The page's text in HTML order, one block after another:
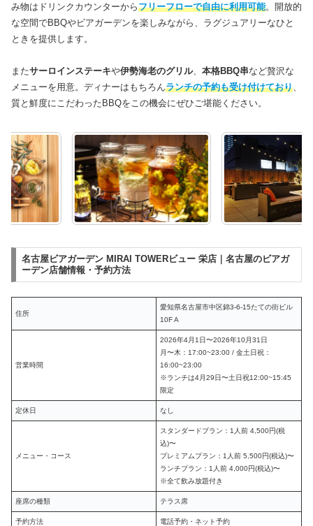
み物はドリンクカウンターからフリーフローで自由に利用可能。開放的
な空間でBBQやビアガーデンを楽しみながら、ラグジュアリーなひと
ときを提供します。
またサーロインステーキや伊勢海老のグリル、 本格BBQ串など贅沢な
メニューを用意。ディナーはもちろんランチの予約も受け付けており、
質と鮮度にこだわったBBQをこの機会にぜひご堪能ください。
名古屋ビアガーデン MIRAI TOWERビュー 栄店｜名古屋のビアガ
ーデン店舗情報・予約方法
住所
愛知県名古屋市中区錦3-6-15たての街ビル
10F A
営業時間
2026年4月1日〜2026年10月31日
月〜木：17:00~23:00 / 金土日祝：
16:00~23:00
※ランチは4月29日〜土日祝12:00~15:45
限定
定休日 なし
メニュー・コース
スタンダードプラン：1人前 4,500円(税
込)〜
プレミアムプラン：1人前 5,500円(税込)〜
ランチプラン：1人前 4,000円(税込)〜
※全て飲み放題付き
座席の種類 テラス席
予約方法 電話予約・ネット予約